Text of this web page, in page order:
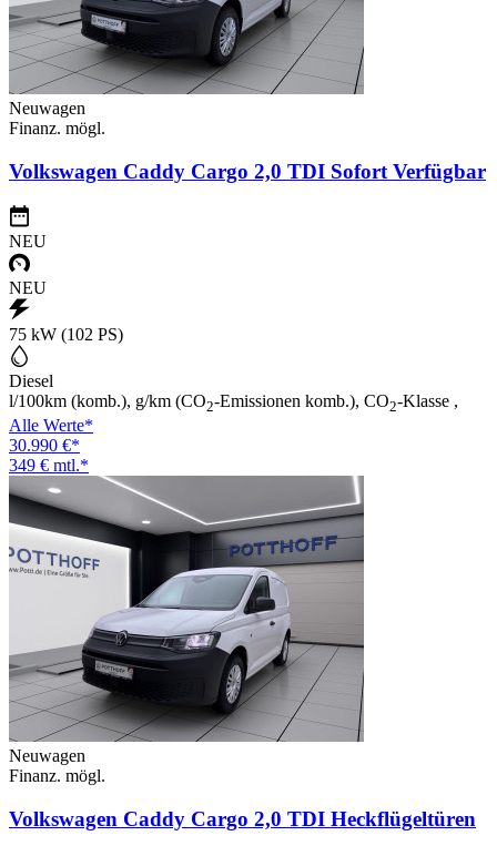
Neuwagen
Finanz. mögl.
Volkswagen Caddy Cargo 2,0 TDI Sofort Verfügbar
NEU
NEU
75 kW (102 PS)
Diesel
l/100km (komb.), g/km (CO2-Emissionen komb.), CO2-Klasse ,
Alle Werte*
30.990 €*
349 € mtl.*
Neuwagen
Finanz. mögl.
Volkswagen Caddy Cargo 2,0 TDI Heckflügeltüren